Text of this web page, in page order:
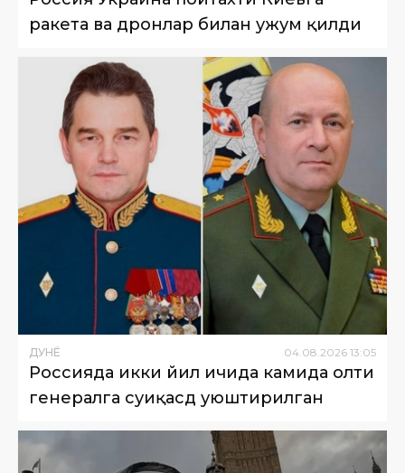
ракета ва дронлар билан ҳужум қилди
ДУНË 04.08.2026 13:05
Россияда икки йил ичида камида олти
генералга суиқасд уюштирилган